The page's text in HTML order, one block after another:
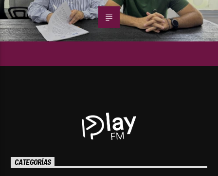
CATEGORÍAS